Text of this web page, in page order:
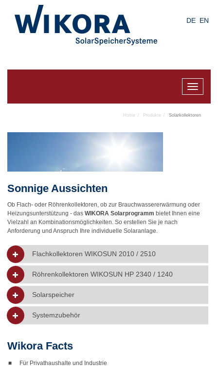
DE EN
Toggle
Home Produkte Solarkollektoren
Sonnige Aussichten
Ob Flach- oder Röhrenkollektoren, ob zur Brauchwassererwärmung oder
Heizungsunterstützung - das WIKORA Solarprogramm bietet Ihnen eine
Vielzahl an Kombinationsmöglichkeiten. So erstellen Sie je nach
Anforderung und Anspruch Ihre individuelle Solaranlage.
Flachkollektoren WIKOSUN 2010 / 2510
Röhrenkollektoren WIKOSUN HP 2340 / 1240
Solarspeicher
Systemzubehör
Wikora Facts
■
Für Privathaushalte und Industrie